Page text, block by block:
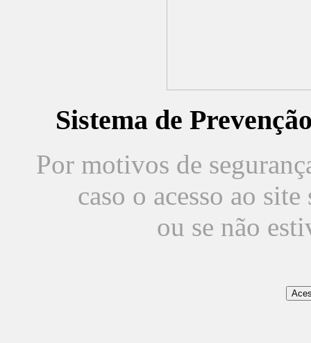
Sistema de
Por motivos de
caso o acesso ao
ou se não